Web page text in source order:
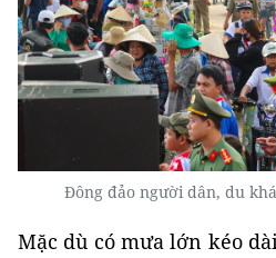
Đông đảo người dân, du
Mặc dù có mưa lớn kéo